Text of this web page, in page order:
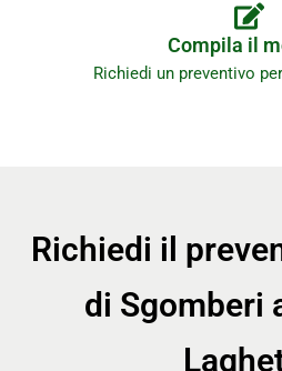
Compila il
Richiedi un preventivo
Richiedi il
di Sgomberi